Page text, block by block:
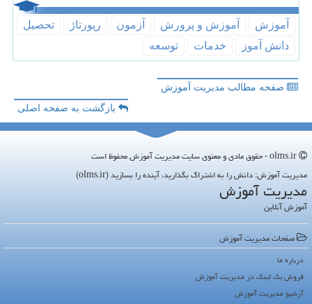
آموزش آموزش و پرورش آزمون رپورتاژ
تحصیل
دانش آموز
خدمات توسعه
صفحه مطالب مدیریت آموزش
بازگشت به صفحه اصلی
مدیریت آموزش: دانش را به اشتراک بگذارید، آینده را بسازید (olms.ir)
مدیریت آموزش
آموزش آنلاین
صفحات مدیریت آموزش
درباره ما
فروش بک لینک در مدیریت آموزش
آرشیو مدیریت آموزش